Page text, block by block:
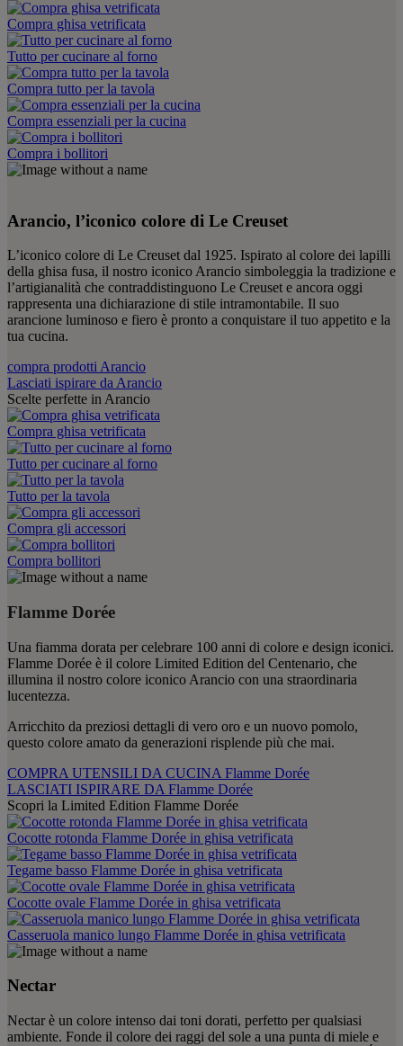
Compra ghisa vetrificata
Tutto per cucinare al forno
Compra tutto per la tavola
Compra essenziali per la cucina
Compra i bollitori
Arancio, l’iconico colore di Le Creuset
L’iconico colore di Le Creuset dal 1925. Ispirato al colore dei lapilli
della ghisa fusa, il nostro iconico Arancio simboleggia la tradizione e
l’artigianalità che contraddistinguono Le Creuset e ancora oggi
rappresenta una dichiarazione di stile intramontabile. Il suo
arancione luminoso e fiero è pronto a conquistare il tuo appetito e la
tua cucina.
compra prodotti Arancio
Lasciati ispirare da Arancio
Scelte perfette in Arancio
Compra ghisa vetrificata
Tutto per cucinare al forno
Tutto per la tavola
Compra gli accessori
Compra bollitori
Flamme Dorée
Una fiamma dorata per celebrare 100 anni di colore e design iconici.
Flamme Dorée è il colore Limited Edition del Centenario, che
illumina il nostro colore iconico Arancio con una straordinaria
lucentezza.
Arricchito da preziosi dettagli di vero oro e un nuovo pomolo,
questo colore amato da generazioni risplende più che mai.
COMPRA UTENSILI DA CUCINA Flamme Dorée
LASCIATI ISPIRARE DA Flamme Dorée
Scopri la Limited Edition Flamme Dorée
Cocotte rotonda Flamme Dorée in ghisa vetrificata
Tegame basso Flamme Dorée in ghisa vetrificata
Cocotte ovale Flamme Dorée in ghisa vetrificata
Casseruola manico lungo Flamme Dorée in ghisa vetrificata
Nectar
Nectar è un colore intenso dai toni dorati, perfetto per qualsiasi
ambiente. Fonde il colore dei raggi del sole a una punta di miele e